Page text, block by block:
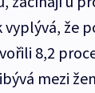
vyplývá, že
8,2
mezi